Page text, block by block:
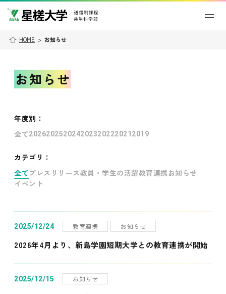
HOME > お知らせ
お知らせ
年度別 ：
全て202620252024202320222021 2019
カテゴリ：
全て プレスリリース教員・学生の活躍教育連携お知らせ
イベント
2025/12/24 教育連携 お知らせ
2026年4月より、新島学園短期大学との教育連携が開始
2025/12/15 お知らせ